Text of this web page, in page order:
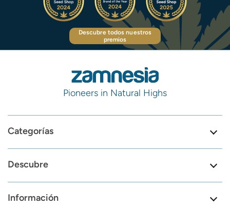
Descubre todos nuestros
premios
Pioneers in Natural Highs
Categorías
Descubre
Información